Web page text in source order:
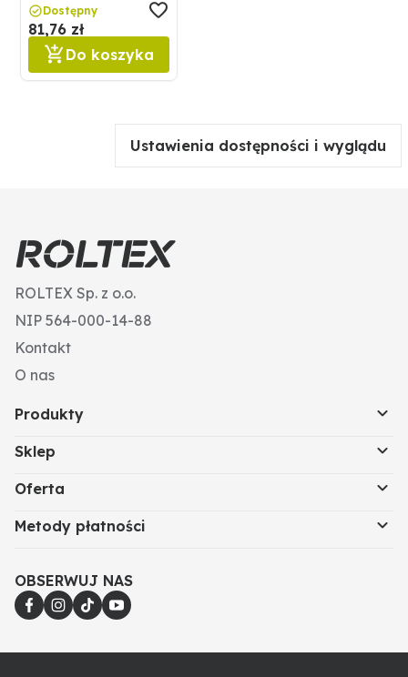
Rauch 6643050073
Dostępny
81,76 zł
Do koszyka
Ustawienia dostępności i wyglądu
ROLTEX Sp. z o.o.
NIP 564-000-14-88
Kontakt
O nas
Produkty
Sklep
Oferta
Metody płatności
OBSERWUJ NAS